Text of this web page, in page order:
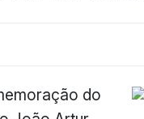
do